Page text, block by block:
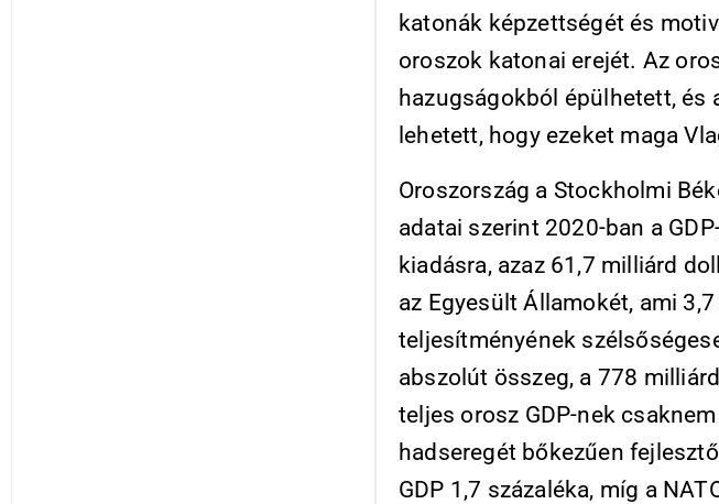
katonák képzettségét és
oroszok katonai erejét. Az
hazugságokból épülhetett, és
lehetett, hogy ezeket maga
Oroszország a Stockholmi
adatai szerint 2020-ban a
kiadásra, azaz 61,7 milliárd
az Egyesült Államokét, ami
teljesítményének
abszolút összeg, a 778
teljes orosz GDP-nek
hadseregét bőkezűen
GDP 1,7 százaléka, míg a